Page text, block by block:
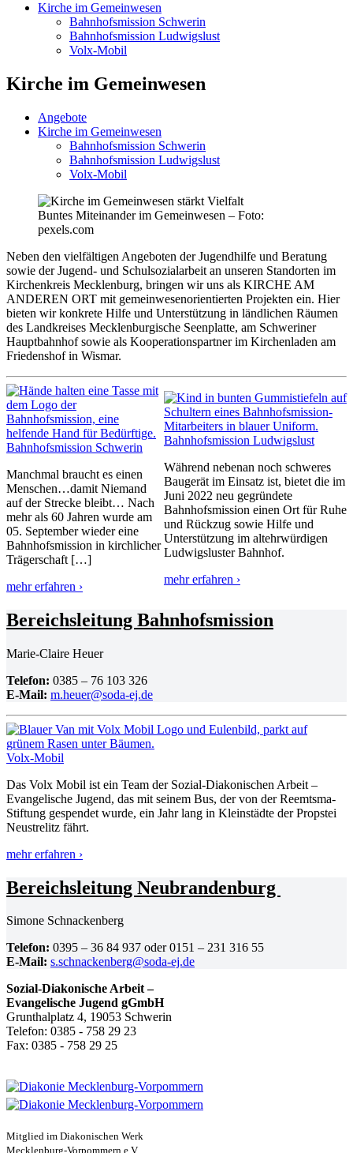
Kirche im Gemeinwesen
Bahnhofs­mission Schwerin
Bahnhofs­mission Ludwigslust
Volx-Mobil
Kirche im Gemeinwesen
Angebote
Kirche im Gemeinwesen
Bahnhofs­mission Schwerin
Bahnhofs­mission Ludwigslust
Volx-Mobil
Buntes Mitein­ander im Gemein­wesen – Foto:
pexels.com
Neben den vielfäl­tigen Angeboten der Jugend­hilfe und Beratung
sowie der Jugend- und Schul­so­zi­al­arbeit an unseren Stand­orten im
Kirchen­kreis Mecklenburg, bringen wir uns als KIRCHE AM
ANDEREN ORT mit gemein­we­sen­ori­en­tierten Projekten ein. Hier
bieten wir konkrete Hilfe und Unter­stützung in ländlichen Räumen
des Landkreises Mecklen­bur­gische Seenplatte, am Schwe­riner
Haupt­bahnhof sowie als Koope­ra­ti­ons­partner im Kirchen­laden am
Friedenshof in Wismar.
Bahnhofs­mission Schwerin
Manchmal braucht es einen
Menschen…damit Niemand
auf der Strecke bleibt… Nach
mehr als 60 Jahren wurde am
05. September wieder eine
Bahnhofs­mission in kirch­licher
Trägerschaft […]
mehr erfahren ›
Bahnhofs­mission Ludwigslust
Während nebenan noch schweres
Baugerät im Einsatz ist, bietet die im
Juni 2022 neu gegründete
Bahnhofs­mission einen Ort für Ruhe
und Rückzug sowie Hilfe und
Unter­stützung im altehr­wür­digen
Ludwigs­luster Bahnhof.
mehr erfahren ›
Bereichs­leitung Bahnhofsmission
Marie-Claire Heuer
Telefon: 0385 – 76 103 326
E‑Mail: m.heuer@soda-ej.de
Volx-Mobil
Das Volx Mobil ist ein Team der Sozial-Diako­ni­schen Arbeit –
Evange­lische Jugend, das mit seinem Bus, der von der Reemtsma-
Stiftung gespendet wurde, ein Jahr lang in Klein­städte der Propstei
Neustrelitz fährt.
mehr erfahren ›
Bereichs­leitung Neubrandenburg
Simone Schna­ckenberg
Telefon: 0395 – 36 84 937 oder 0151 – 231 316 55
E‑Mail: s.schnackenberg@soda-ej.de
Sozial-Diakonische Arbeit –
Evangelische Jugend gGmbH
Grunthalplatz 4, 19053 Schwerin
Telefon: 0385 - 758 29 23
Fax: 0385 - 758 29 25
Mitglied im Diakonischen Werk
Mecklenburg-Vorpommern e.V.